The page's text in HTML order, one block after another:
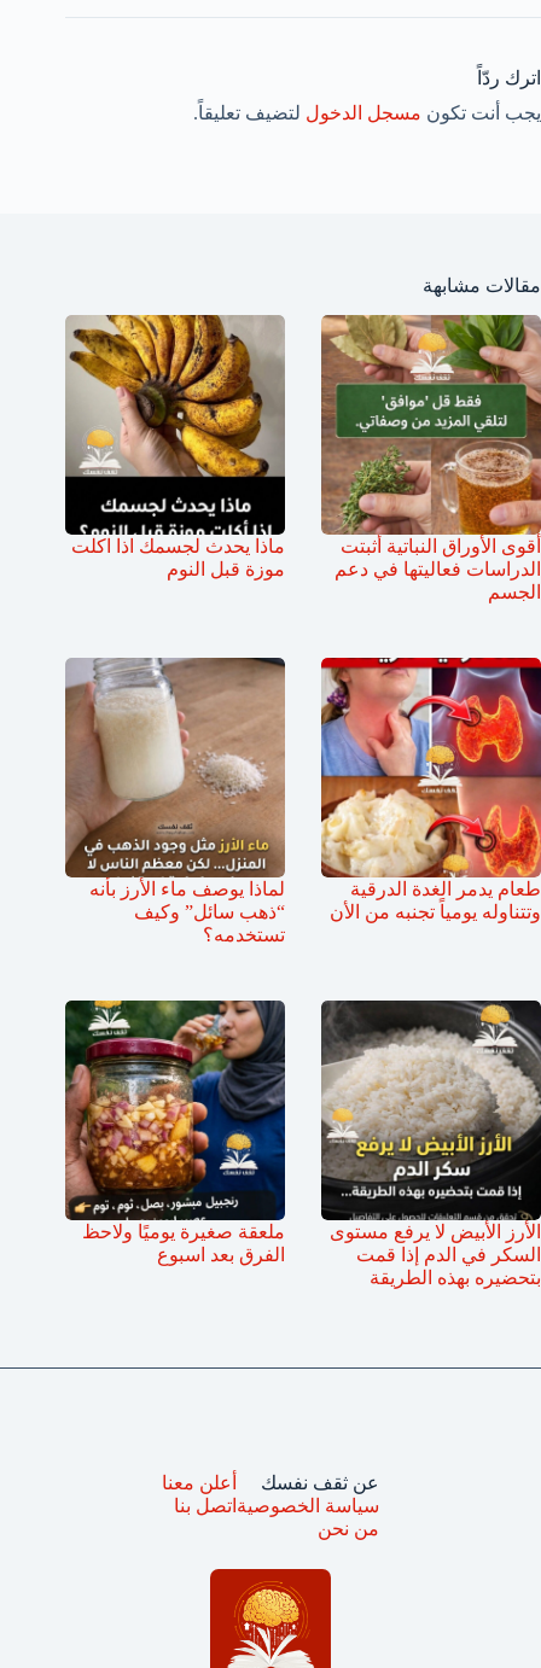
اترك ردّاً
يجب أنت تكون مسجل الدخول لتضيف تعليقاً.
مقالات مشابهة
أقوى الأوراق النباتية أثبتت
الدراسات فعاليتها في دعم
الجسم
ماذا يحدث لجسمك اذا اكلت
موزة قبل النوم
طعام يدمر الغدة الدرقية
وتتناوله يومياً تجنبه من الأن
لماذا يوصف ماء الأرز بأنه
“ذهب سائل” وكيف
تستخدمه؟
الأرز الأبيض لا يرفع مستوى
السكر في الدم إذا قمت
بتحضيره بهذه الطريقة
ملعقة صغيرة يوميًا ولاحظ
الفرق بعد اسبوع
عن ثقف نفسك
سياسة الخصوصية
من نحن
أعلن معنا
اتصل بنا